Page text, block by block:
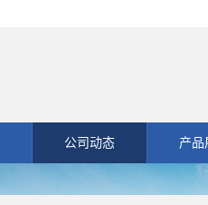
公司动态 产品